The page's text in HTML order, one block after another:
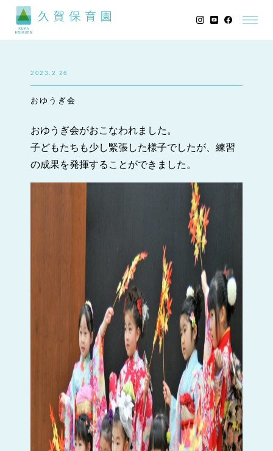
2023.2.26
おゆうぎ会
おゆうぎ会がおこなわれました。
子どもたちも少し緊張した様子でしたが、練習
の成果を発揮することができました。